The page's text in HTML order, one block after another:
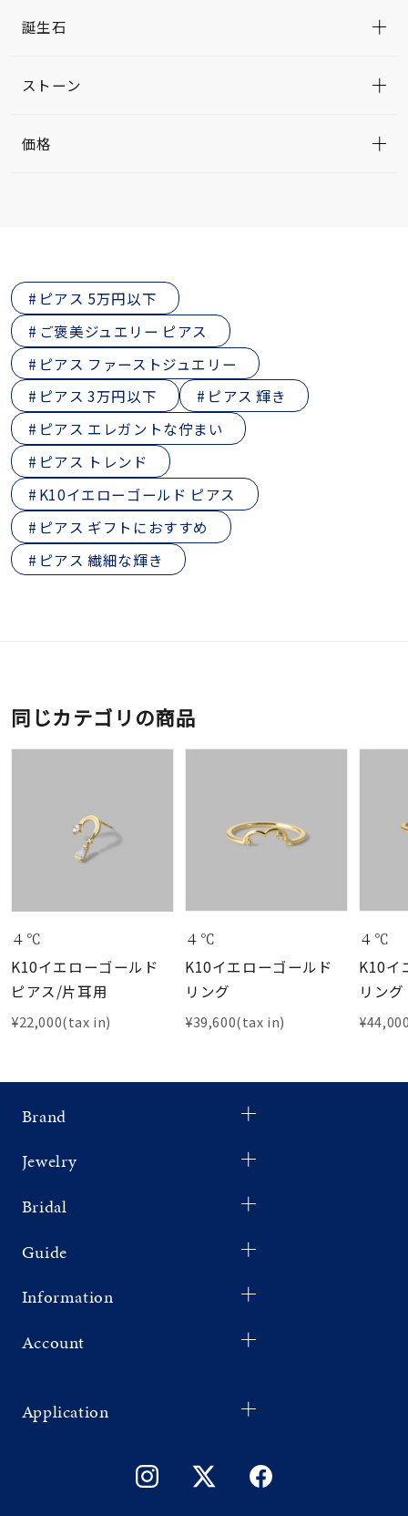
誕生石
ストーン
価格
ピアス 5万円以下
ご褒美ジュエリー ピアス
ピアス ファーストジュエリー
ピアス 3万円以下
ピアス 輝き
ピアス エレガントな佇まい
ピアス トレンド
K10イエローゴールド ピアス
ピアス ギフトにおすすめ
ピアス 繊細な輝き
同じカテゴリの商品
４℃
K10イエローゴールド
ピアス/片耳用
¥22,000(tax in)
４℃
K10イエローゴールド
リング
¥39,600(tax in)
４℃
K10イ
リング
Brand
Jewelry
Bridal
Guide
Information
Account
Application